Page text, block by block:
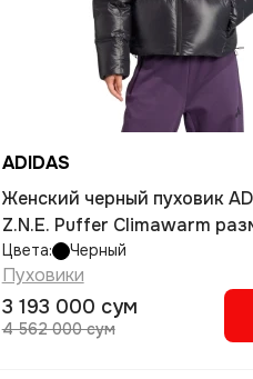
ADIDAS
Женский черный пуховик
Z.N.E. Puffer Climawarm
Цвета: Черный
Пуховики
3 193 000 сум
4 562 000 сум